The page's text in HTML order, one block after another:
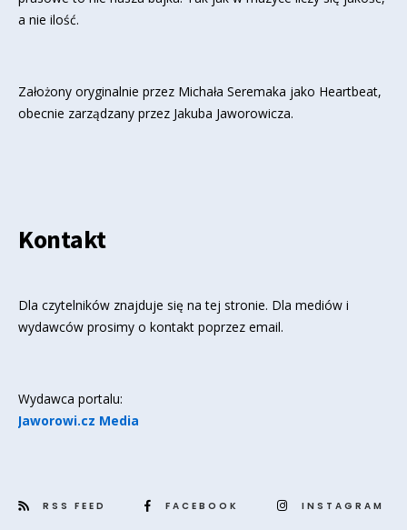
a nie ilość.
Założony oryginalnie przez Michała Seremaka jako Heartbeat,
obecnie zarządzany przez Jakuba Jaworowicza.
Kontakt
Dla czytelników znajduje się na tej stronie. Dla mediów i
wydawców prosimy o kontakt poprzez email.
Wydawca portalu:
Jaworowi.cz Media
RSS FEED FACEBOOK INSTAGRAM